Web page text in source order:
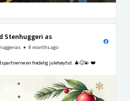
Stenhuggeri as
8 months ago
en fredelig julehøytid. 🎄😊💫 ❤️